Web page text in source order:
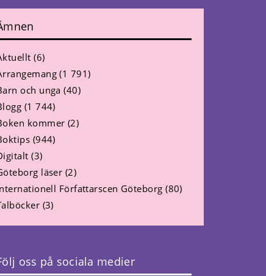
(6)
(1 791)
och unga (40)
(1 744)
kommer (2)
(944)
(3)
läser (2)
Författarscen Göteborg (80)
(3)
oss på sociala medier